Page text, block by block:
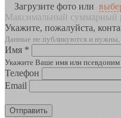
Загрузите фото или
Максимальный суммарный
Укажите, пожалуйста,
Данные не публикуются и нужны,
Имя *
Укажите Ваше имя или псевдоним
Телефон
Email
Отправить